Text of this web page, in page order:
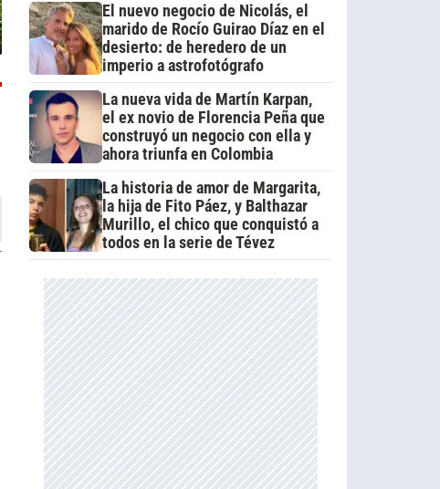
El nuevo negocio de Nicolás, el
marido de Rocío Guirao Díaz en el
desierto: de heredero de un
imperio a astrofotógrafo
La nueva vida de Martín Karpan,
el ex novio de Florencia Peña que
construyó un negocio con ella y
ahora triunfa en Colombia
La historia de amor de Margarita,
la hija de Fito Páez, y Balthazar
Murillo, el chico que conquistó a
todos en la serie de Tévez